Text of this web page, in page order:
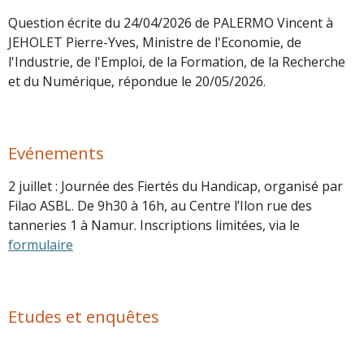
Question écrite du 24/04/2026 de PALERMO Vincent à
JEHOLET Pierre-Yves, Ministre de l'Economie, de
l'Industrie, de l'Emploi, de la Formation, de la Recherche
et du Numérique, répondue le 20/05/2026.
Evénements
2 juillet : Journée des Fiertés du Handicap, organisé par
Filao ASBL. De 9h30 à 16h, au Centre l’Ilon rue des
tanneries 1 à Namur. Inscriptions limitées, via le
formulaire
Etudes et enquêtes